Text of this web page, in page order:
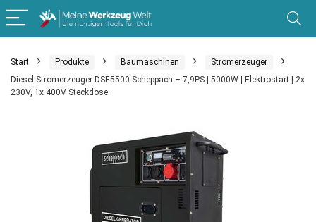
Start Produkte Baumaschinen
Stromerzeuger
Diesel Stromerzeuger DSE5500 Scheppach – 7,9PS | 5000W | Elektrostart | 2x
230V, 1x 400V Steckdose